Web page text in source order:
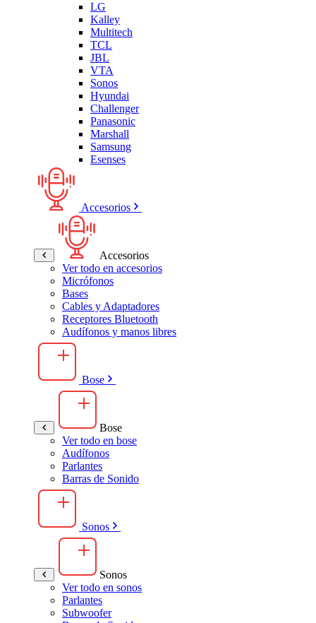
LG
Kalley
Multitech
TCL
JBL
VTA
Sonos
Hyundai
Challenger
Panasonic
Marshall
Samsung
Esenses
Accesorios
Accesorios
Ver todo en accesorios
Micrófonos
Bases
Cables y Adaptadores
Receptores Bluetooth
Audífonos y manos libres
Bose
Bose
Ver todo en bose
Audífonos
Parlantes
Barras de Sonido
Sonos
Sonos
Ver todo en sonos
Parlantes
Subwoofer